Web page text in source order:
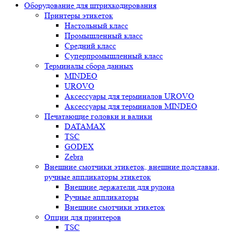
Оборудование для штрихкодирования
Принтеры этикеток
Настольный класс
Промышленный класс
Средний класс
Суперпромышленный класс
Терминалы сбора данных
MINDEO
UROVO
Аксессуары для терминалов UROVO
Аксессуары для терминалов MINDEO
Печатающие головки и валики
DATAMAX
TSC
GODEX
Zebra
Внешние смотчики этикеток, внешние подставки,
ручные аппликаторы этикеток
Внешние держатели для рулона
Ручные аппликаторы
Внешние смотчики этикеток
Опции для принтеров
TSC